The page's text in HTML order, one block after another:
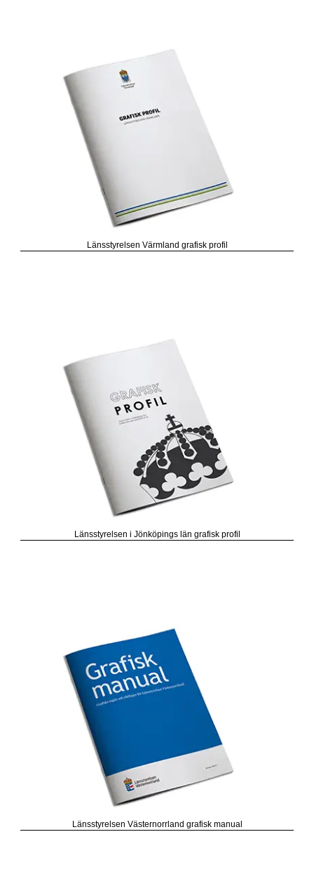
Länsstyrelsen Värmland grafisk profil
Länsstyrelsen i Jönköpings län grafisk profil
Länsstyrelsen Västernorrland grafisk manual